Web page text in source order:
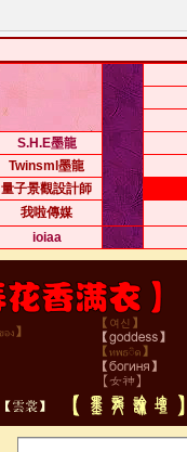
S.H.E墨龍
Twinsml墨龍
量子景觀設計師
我啦傳媒
ioiaa